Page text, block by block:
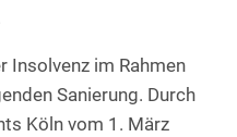
Insolvenz im Rahmen
Sanierung. Durch
Köln vom 1. März